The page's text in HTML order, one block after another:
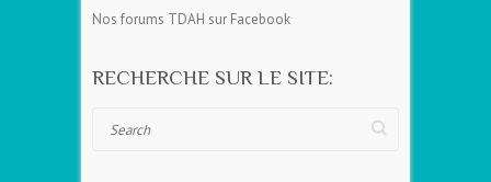
Nos forums TDAH sur Facebook
RECHERCHE SUR LE SITE: